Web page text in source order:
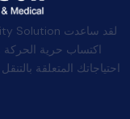
اكتساب حرية الحركة
احتياجاتك المتعلقة